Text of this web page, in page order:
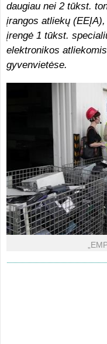
daugiau nei 2 tūkst.
įrangos atliekų
įrengė 1 tūkst.
elektronikos
gyvenvietėse.